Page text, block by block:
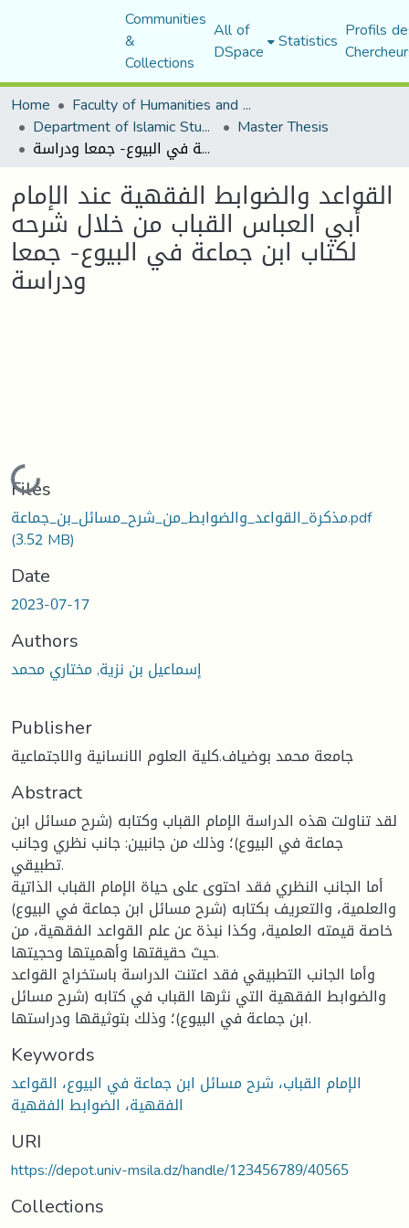
Communities
&
Collections
All of
DSpace Statistics Profils
Home
Faculty of Humanities and Social Sciences
Department of Islamic Studies Master Thesis
القواعد والضوابط الفقهية عند الإمام أبي العباس القباب من خلال شرحه لكتاب ابن جماعة في البيوع- جمعا ودراسة
القواعد والضوابط الفقهية عند الإمام
أبي العباس القباب من خلال شرحه
لكتاب ابن جماعة في البيوع- جمعا
ودراسة
Loading...
Files
مذكرة_القواعد_والضوابط_من_شرح_مسائل_بن_جماعة.pdf
(3.52 MB)
Date
2023-07-17
Authors
إسماعيل بن نزية, مختاري محمد
Publisher
جامعة محمد بوضياف.كلية العلوم الانسانية والاجتماعية
Abstract
لقد تناولت هذه الدراسة الإمام القباب وكتابه (شرح مسائل ابن
جماعة في البيوع)؛ وذلك من جانبين: جانب نظري وجانب
تطبيقي.
أما الجانب النظري فقد احتوى على حياة الإمام القباب الذاتية
والعلمية، والتعريف بكتابه (شرح مسائل ابن جماعة في البيوع)
خاصة قيمته العلمية، وكذا نبذة عن علم القواعد الفقهية، من
حيث حقيقتها وأهميتها وحجيتها.
وأما الجانب التطبيقي فقد اعتنت الدراسة باستخراج القواعد
والضوابط الفقهية التي نثرها القباب في كتابه (شرح مسائل
ابن جماعة في البيوع)؛ وذلك بتوثيقها ودراستها.
Keywords
الإمام القباب، شرح مسائل ابن جماعة في البيوع، القواعد
الفقهية، الضوابط الفقهية
URI
https://depot.univ-msila.dz/handle/123456789/40565
Collections